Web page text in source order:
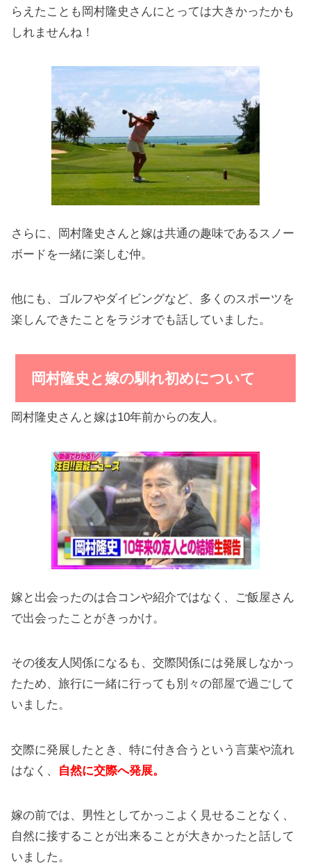
らえたことも岡村隆史さんにとっては大きかったかも
しれませんね！
さらに、岡村隆史さんと嫁は共通の趣味であるスノー
ボードを一緒に楽しむ仲。
他にも、ゴルフやダイビングなど、多くのスポーツを
楽しんできたことをラジオでも話していました。
岡村隆史と嫁の馴れ初めについて
岡村隆史さんと嫁は10年前からの友人。
嫁と出会ったのは合コンや紹介ではなく、ご飯屋さん
で出会ったことがきっかけ。
その後友人関係になるも、交際関係には発展しなかっ
たため、旅行に一緒に行っても別々の部屋で過ごして
いました。
交際に発展したとき、特に付き合うという言葉や流れ
はなく、 自然に交際へ発展。
嫁の前では、男性としてかっこよく見せることなく、
自然に接することが出来ることが大きかったと話して
いました。